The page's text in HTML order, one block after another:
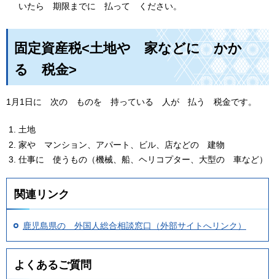
いたら 期限までに 払って ください。
固定資産税<土地や 家などに かか
る 税金>
1月1日に 次の ものを 持っている 人が 払う 税金です。
土地
家や マンション、アパート、ビル、店などの 建物
仕事に 使うもの（機械、船、ヘリコプター、大型の 車など）
関連リンク
鹿児島県の 外国人総合相談窓口（外部サイトへリンク）
よくあるご質問